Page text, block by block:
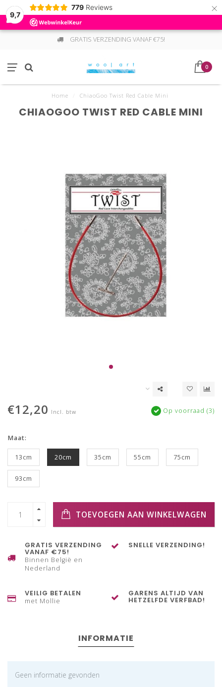
9,7
779 Reviews ×
GRATIS VERZENDING VANAF €75!
0
Home ChiaoGoo Twist Red Cable Mini
CHIAOGOO TWIST RED CABLE MINI
€12,20 Incl. btw Op voorraad (3)
Maat:
13cm 20cm 35cm 55cm 75cm
93cm
TOEVOEGEN AAN WINKELWAGEN
GRATIS VERZENDING
VANAF €75!
Binnen België en
Nederland
SNELLE VERZENDING!
VEILIG BETALEN
met Mollie
GARENS ALTIJD VAN
HETZELFDE VERFBAD!
INFORMATIE
Geen informatie gevonden